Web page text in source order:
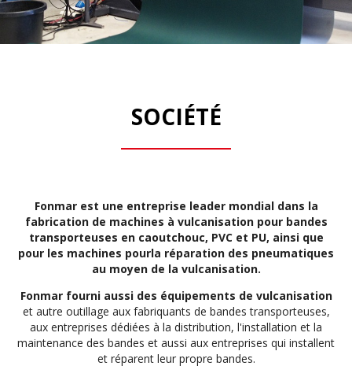
SOCIÉTÉ
Fonmar est une entreprise leader mondial dans la
fabrication de machines à vulcanisation pour bandes
transporteuses en caoutchouc, PVC et PU, ainsi que
pour les machines pourla réparation des pneumatiques
au moyen de la vulcanisation.
Fonmar fourni aussi des équipements de vulcanisation
et autre outillage aux fabriquants de bandes transporteuses,
aux entreprises dédiées à la distribution, l'installation et la
maintenance des bandes et aussi aux entreprises qui installent
et réparent leur propre bandes.